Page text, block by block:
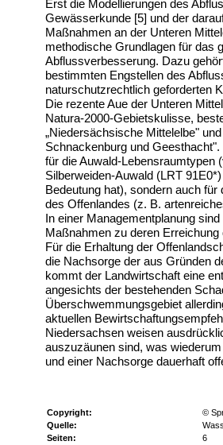
Erst die Modellierungen des
Gewässerkunde [5] und der
Maßnahmen an der Unteren
methodische Grundlagen für das
Abflussverbesserung. Dazu
bestimmten Engstellen des
naturschutzrechtlich geforderten
Die rezente Aue der Unteren
Natura-2000-Gebietskulisse,
„Niedersächsische Mittelelbe"
Schnackenburg und
für die Auwald-Lebensraumtypen
Silberweiden-Auwald (LRT
Bedeutung hat), sondern auch
des Offenlandes (z. B.
In einer Managementplanung
Maßnahmen zu deren Erreichung
Für die Erhaltung der
die Nachsorge der aus Gründen
kommt der Landwirtschaft eine
angesichts der bestehenden
Überschwemmungsgebiet
aktuellen
Niedersachsen weisen
auszuzäunen sind, was
und einer Nachsorge dauerhaft
Copyright:
©
Quelle:
Seiten:
6